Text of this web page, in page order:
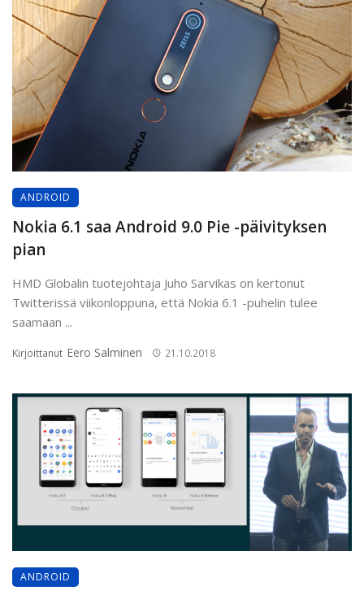
ANDROID
Nokia 6.1 saa Android 9.0 Pie -päivityksen
pian
HMD Globalin tuotejohtaja Juho Sarvikas on kertonut
Twitterissä viikonloppuna, että Nokia 6.1 -puhelin tulee
saamaan ...
Kirjoittanut Eero Salminen 21.10.2018
ANDROID